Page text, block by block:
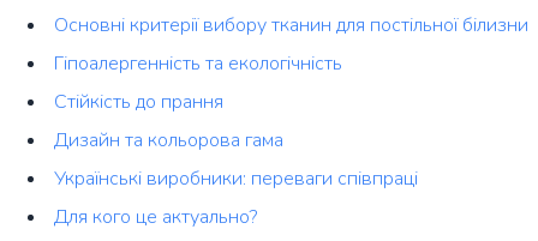
Основні критерії вибору тканин для постільної білизни
Гіпоалергенність та екологічність
Стійкість до прання
Дизайн та кольорова гама
Українські виробники: переваги співпраці
Для кого це актуально?